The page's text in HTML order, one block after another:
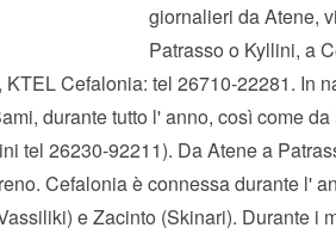
giornalieri da Atene,
Patrasso o Kyllini, a
Cefalonia: tel 26710-22281. In
durante tutto l' anno, così come
tel 26230-92211). Da Atene a
Cefalonia è connessa durante l'
e Zacinto (Skinari). Durante i